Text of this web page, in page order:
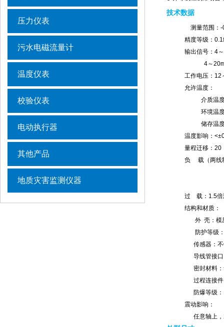
压力仪表
污水电磁流量计
温度仪表
校验仪表
电动执行器
其他产品
地质灾害监测仪器
技术数据
测量范围：
精度等级：0.1
输出信号：4～
4～20mA DC
工作电压：12
允许温度：
介质温度：-
环境温度：-
储存温度：-
温度影响：
量程迁移：20
负 载（两线制
过 载：1.5倍满
结构和材质：
外 壳：模压
防护等级：
传感器：不锈
导线管接口：
密封材料：氟
过程连接件：
防爆等级：
震动影响：
任意轴上，